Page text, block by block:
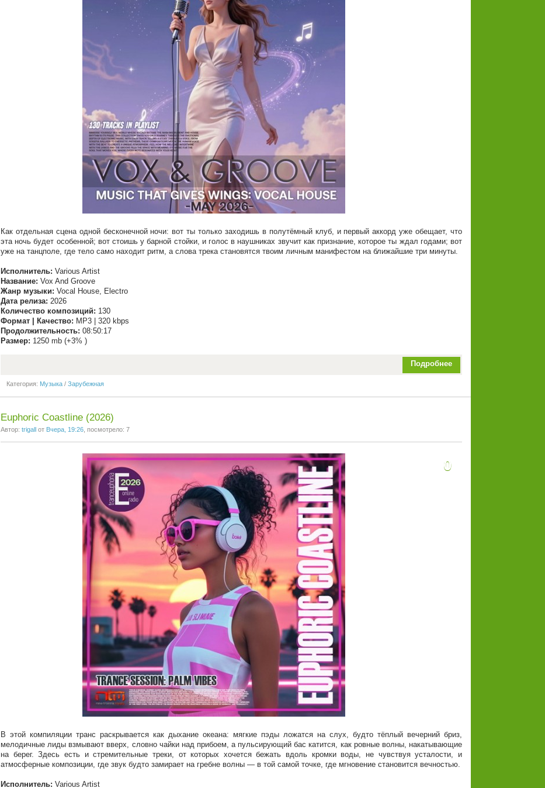
Как отдельная сцена одной бесконечной ночи: вот ты только заходишь в полутёмный клуб, и первый аккорд уже обещает, что
эта ночь будет особенной; вот стоишь у барной стойки, и голос в наушниках звучит как признание, которое ты ждал годами; вот
уже на танцполе, где тело само находит ритм, а слова трека становятся твоим личным манифестом на ближайшие три минуты.
Исполнитель: Various Artist
Название: Vox And Groove
Жанр музыки: Vocal House, Electro
Дата релиза: 2026
Количество композиций: 130
Формат | Качество: MP3 | 320 kbps
Продолжительность: 08:50:17
Размер: 1250 mb (+3% )
Подробнее
Категория: Музыка / Зарубежная
Euphoric Coastline (2026)
Автор: trigall от Вчера, 19:26 , посмотрело: 7
0
В этой компиляции транс раскрывается как дыхание океана: мягкие пэды ложатся на слух, будто тёплый вечерний бриз,
мелодичные лиды взмывают вверх, словно чайки над прибоем, а пульсирующий бас катится, как ровные волны, накатывающие
на берег. Здесь есть и стремительные треки, от которых хочется бежать вдоль кромки воды, не чувствуя усталости, и
атмосферные композиции, где звук будто замирает на гребне волны — в той самой точке, где мгновение становится вечностью.
Исполнитель: Various Artist